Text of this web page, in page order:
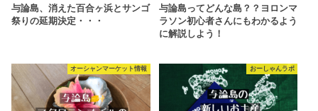
与論島、消えた百合ヶ浜とサンゴ
祭りの延期決定・・・
与論島ってどんな島？？ヨロンマ
ラソン初心者さんにもわかるよう
に解説しよう！
オーシャンマーケット情報 おーしゃんラボ